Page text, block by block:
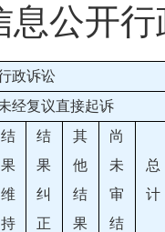
息公开
政诉讼
经复议直接起诉
结
果
维
持
结
果
纠
正
其
他
结
果
尚
未
审
结
总
计